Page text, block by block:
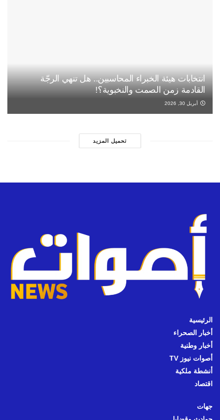
انتخابات هيئة الخبراء المحاسبين.. هل تنهي الرجّة
القادمة زمن الصمت والنخبوية؟!
أبريل 30, 2026
تحميل المزيد
الرئيسية
أخبار الصحراء
أخبار وطنية
أصوات نيوز TV
أنشطة ملكية
اقتصاد
جهات